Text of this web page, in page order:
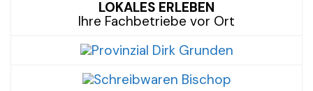
LOKALES ERLEBEN
Ihre Fachbetriebe vor Ort